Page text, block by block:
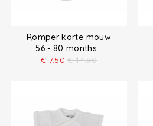
Romper korte mouw
56 - 80 months
€ 7.50 € 14.90